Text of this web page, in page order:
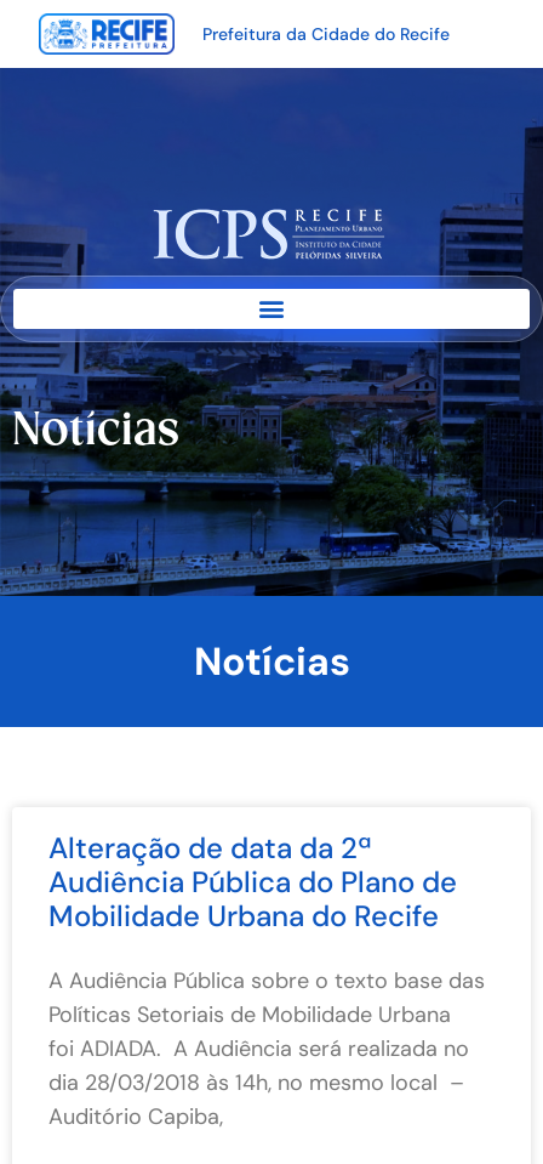
Prefeitura da Cidade do Recife
Notícias
Notícias
Alteração de data da 2ª
Audiência Pública do Plano de
Mobilidade Urbana do Recife
A Audiência Pública sobre o texto base das
Políticas Setoriais de Mobilidade Urbana
foi ADIADA. A Audiência será realizada no
dia 28/03/2018 às 14h, no mesmo local –
Auditório Capiba,